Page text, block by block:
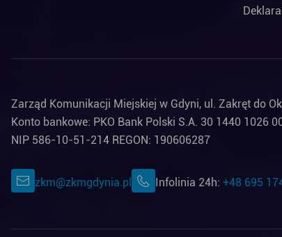
Zarząd Komunikacji Miejskiej w Gdyni, ul. Zakręt do
Konto bankowe: PKO Bank Polski S.A. 30 1440 1026
NIP 586-10-51-214 REGON: 190606287
zkm@zkmgdynia.pl Infolinia 24h: +48 695